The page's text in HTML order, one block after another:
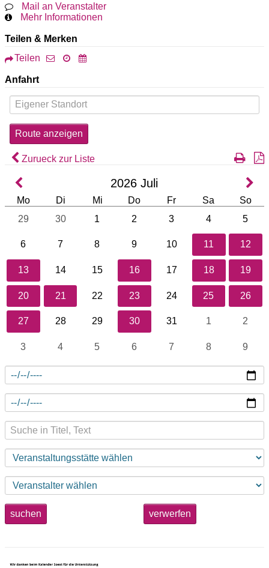
Mail an Veranstalter
Mehr Informationen
Teilen & Merken
Teilen
Anfahrt
Zurueck zur Liste
2026 Juli
Mo Di Mi Do Fr Sa
So
29
30 1 2 3 4 5
6 7 8 9 10 11 12
13 14 15 16 17 18 19
20 21 22 23 24 25 26
27 28 29 30 31 1 2
3 4 5 6 7 8 9
suchen verwerfen